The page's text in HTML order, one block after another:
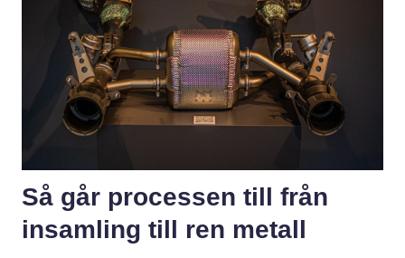
Så går processen till från
insamling till ren metall